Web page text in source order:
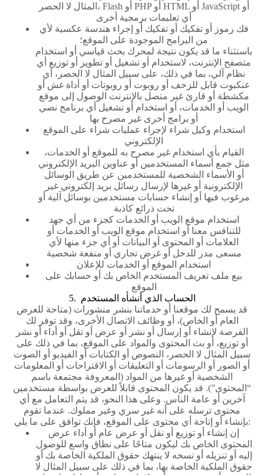
المثال لا الحصر، Flash أو PHP أو HTML أو JavaScript أو
أي تعليمات برمجية أخرى
فك رموز أو تفكيك أو تفكيك أو إجراء هندسة عكسية لأي
من البرامج الموجودة على الموقع؛
باستثناء ما قد يكون نتيجة لمحرك بحث قياسي أو استخدام
متصفح الإنترنت، لاستخدام أو تشغيل أو تطوير أو توزيع أي
نظام آلي، بما في ذلك، على سبيل المثال لا الحصر، أي
عنكبوت قابل للزحف أو روبوت أو روبوتات أو أداة غش أو
مكشطة أو قارئ غير متصل بالإنترنت الوصول إلى موقع
الويب أو الخدمات، أو استخدام أو تشغيل أي برنامج نصي
أو برامج أخرى غير مصرح بها
استخدام وكيل شراء لإجراء عمليات شراء على الموقع
الإلكتروني
القيام بأي استخدام غير مصرح به للموقع أو الخدمات،
مثل جمع أسماء المستخدمين أو عناوين البريد الإلكتروني
أو الأسماء الشخصية للمستخدمين عن طريق الوسائل
الإلكترونية أو غيرها لإرسال رسائل بريد إلكتروني غير
مرغوب فيها أو إنشاء حسابات مستخدمين بوسائل آلية أو
تحت ذرائع كاذبة
استخدام موقع الويب أو الخدمات كجزء من أي جهد
للتنافس معنا أو استخدام موقع الويب أو الخدمات أو
العلامات أو المحتوى أو البيانات أو أي جزء منها لأي
مسعى مدر للدخل أو غرض تجاري أو منفعة شخصية
استخدام الموقع أو الخدمات للإعلان
بيع ملف تعريف المستخدم الخاص بك أو حسابك على
الموقع
5. الحساب الذي أنشأه المستخدم
قد يسمح لك موقعنا أو خدماتنا بنشر منشورات (متاحة للعرض
العام أو الخاص)، أو وظائف الاتصال الأخرى، وقد توفر لك
الفرصة لإنشاء أو إرسال أو نشر أو عرض أو نقل أو أداء أو نشر
أو توزيع، أو بث المحتوى والمواد على الموقع، بما في ذلك على
سبيل المثال لا الحصر، النصوص أو الكتابات أو الفيديو أو الصوت
أو الصور أو الرسومات أو التعليقات أو الاقتراحات أو المعلومات
الشخصية أو غيرها من المواد (المعروفة مجتمعة باسم
“المحتوى”). قد يكون المحتوى قابلاً للعرض بواسطة مستخدمين
آخرين أو عامة الناس. وعلى هذا النحو، قد يتم التعامل مع أي
محتوى ترسله على أنه غير سري وغير مملوك. عندما تقوم
بإنشاء أو إتاحة أي محتوى على الموقع، فإنك توافق على ما يلي:
إن إنشاء أو توزيع أو نقل أو عرض عام أو أداء عرض
المحتوى الخاص بك ليكون متاحًا على نطاق واسع للوصول
إليه أو تنزيله أو نسخه لا ينتهك حقوق الملكية الخاصة بك أو
حقوق الملكية الخاصة بها، بما في ذلك على سبيل المثال لا